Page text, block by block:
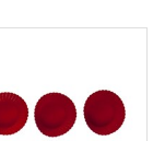
דומים